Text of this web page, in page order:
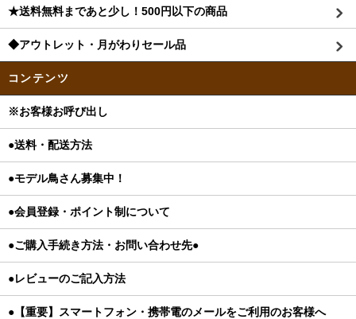
★送料無料まであと少し！500円以下の商品
◆アウトレット・月がわりセール品
コンテンツ
※お客様お呼び出し
●送料・配送方法
●モデル鳥さん募集中！
●会員登録・ポイント制について
●ご購入手続き方法・お問い合わせ先●
●レビューのご記入方法
●【重要】スマートフォン・携帯電のメールをご利用のお客様へ